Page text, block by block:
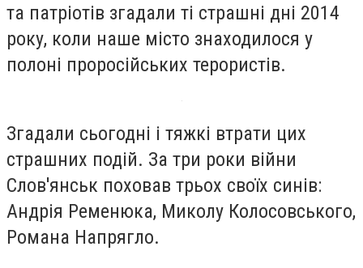
та патріотів згадали ті страшні дні 2014
року, коли наше місто знаходилося у
полоні проросійських терористів.
Згадали сьогодні і тяжкі втрати цих
страшних подій. За три роки війни
Слов'янськ поховав трьох своїх синів:
Андрія Ременюка, Миколу Колосовського,
Романа Напрягло.